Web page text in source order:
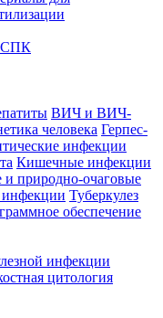
ВИЧ и ВИЧ-
человека Герпес-
инфекции
Кишечные инфекции
природно-очаговые
Туберкулез
обеспечение
инфекции
цитология